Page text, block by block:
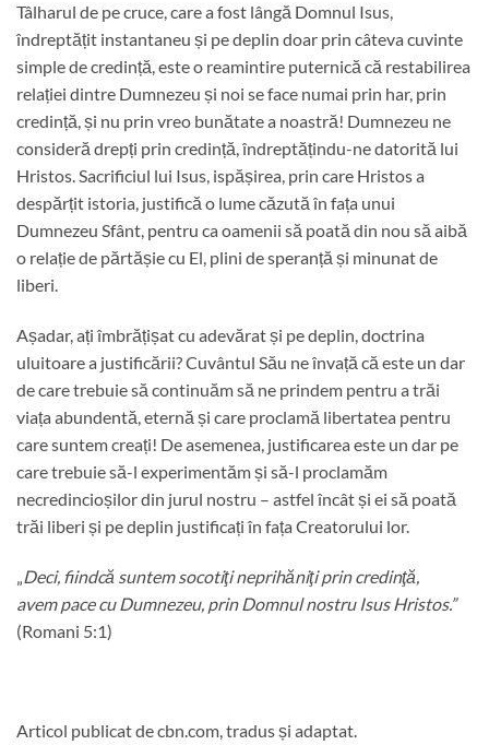
Tâlharul de pe cruce, care a fost lângă Domnul Isus,
îndreptățit instantaneu și pe deplin doar prin câteva cuvinte
simple de credință, este o reamintire puternică că restabilirea
relației dintre Dumnezeu și noi se face numai prin har, prin
credință, și nu prin vreo bunătate a noastră! Dumnezeu ne
consideră drepți prin credință, îndreptățindu-ne datorită lui
Hristos. Sacrificiul lui Isus, ispășirea, prin care Hristos a
despărțit istoria, justifică o lume căzută în fața unui
Dumnezeu Sfânt, pentru ca oamenii să poată din nou să aibă
o relație de părtășie cu El, plini de speranță și minunat de
liberi.
Așadar, ați îmbrățișat cu adevărat și pe deplin, doctrina
uluitoare a justificării? Cuvântul Său ne învață că este un dar
de care trebuie să continuăm să ne prindem pentru a trăi
viața abundentă, eternă și care proclamă libertatea pentru
care suntem creați! De asemenea, justificarea este un dar pe
care trebuie să-l experimentăm și să-l proclamăm
necredincioșilor din jurul nostru – astfel încât și ei să poată
trăi liberi și pe deplin justificați în fața Creatorului lor.
Deci, fiindcă suntem socotiţi neprihăniţi prin credinţă,
avem pace cu Dumnezeu, prin Domnul nostru Isus Hristos.”
(Romani 5:1)
Articol publicat de cbn.com, tradus și adaptat.